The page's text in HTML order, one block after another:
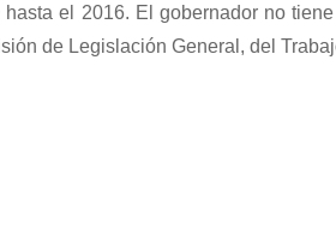
el 2016. El gobernador no
de Legislación General, del